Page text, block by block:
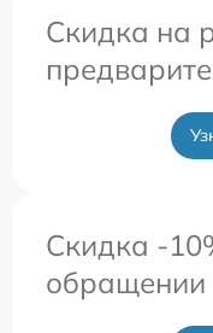
Скидка на
Скидка -
обращении